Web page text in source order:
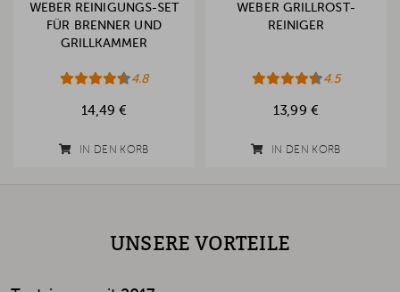
WEBER REINIGUNGS-SET
FÜR BRENNER UND
GRILLKAMMER
4.8
14,49 €
IN DEN KORB
WEBER GRILLROST-
REINIGER
4.5
13,99 €
IN DEN KORB
UNSERE VORTEILE